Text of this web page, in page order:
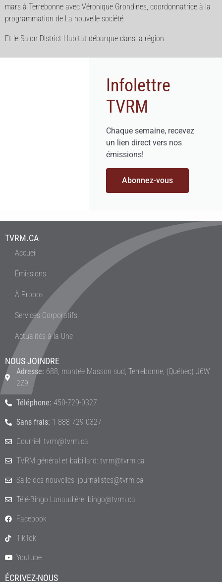
mars à Terrebonne avec Véronique Grondines, coordonnatrice à la
programmation de La nouvelle société.
Et le Salon District Habitat débarque dans la région.
Infolettre
TVRM
Chaque semaine, recevez
un lien direct vers nos
émissions!
Abonnez-vous
TVRM.CA
Accueil
Émissions
À Propos
Services Corporatifs
Actualités à la Une
NOUS JOINDRE
Adresse: 688, montée Masson sud, Terrebonne, (Québec) J6W
2Z9
Téléphone: 450-729-0327
Sans frais: 1-888-729-0327
Courriel: tvrm@tvrm.ca
TVRM général et babillard: tvrm@tvrm.ca
Salle des nouvelles: journalistes@tvrm.ca
Télé-Bingo Lanaudière: bingo@tvrm.ca
Facebook
TikTok
Youtube
ÉCRIVEZ-NOUS